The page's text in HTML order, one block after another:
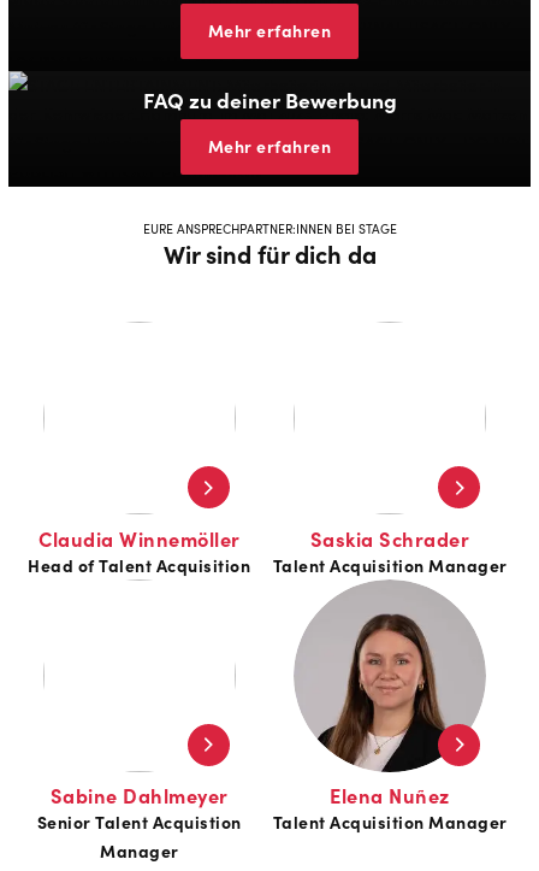
Mehr erfahren
FAQ zu deiner Bewerbung
Mehr erfahren
EURE ANSPRECHPARTNER:INNEN BEI STAGE
Wir sind für dich da
Claudia Winnemöller
Head of Talent Acquisition
Saskia Schrader
Talent Acquisition Manager
Sabine Dahlmeyer
Senior Talent Acquistion
Manager
Elena Nuñez
Talent Acquisition Manager